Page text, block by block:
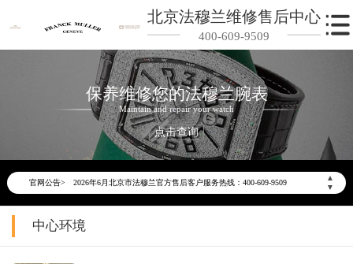
北京法穆兰维修售后中心
400-609-9509
保养维修您的法穆兰腕表
Maintain and repair your watch
点击查询
官网公告>
▲
▼
2026年6月法穆兰北京市售后服务网络优化升级公告
2026年6月北京市法穆兰官方售后客户服务热线：400-609-9509
2026年6月法穆兰售后服务中心最新网点地址：
中心环境